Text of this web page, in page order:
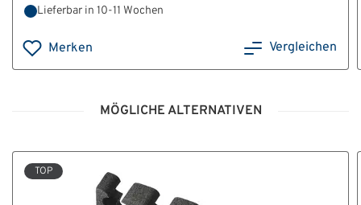
Lieferbar in 10-11 Wochen
Merken Vergleichen
MÖGLICHE ALTERNATIVEN
TOP